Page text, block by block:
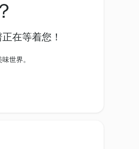
在等着您！
世界。